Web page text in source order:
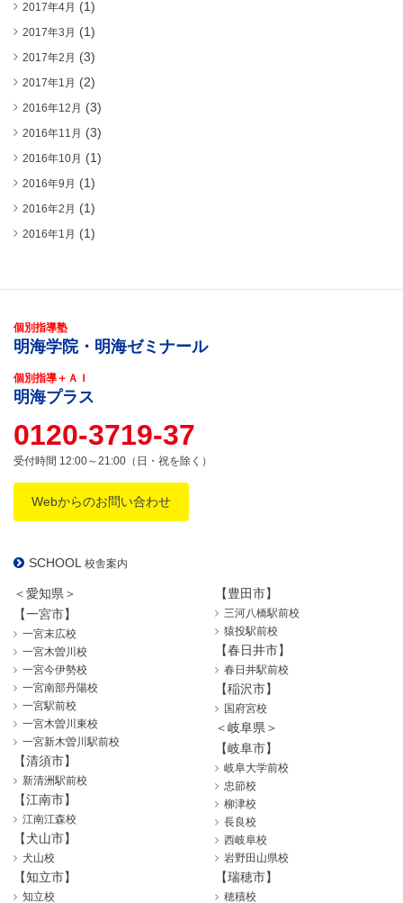
2017年4月 (1)
2017年3月 (1)
2017年2月 (3)
2017年1月 (2)
2016年12月 (3)
2016年11月 (3)
2016年10月 (1)
2016年9月 (1)
2016年2月 (1)
2016年1月 (1)
個別指導塾
明海学院・明海ゼミナール
個別指導＋ＡＩ
明海プラス
0120-3719-37
受付時間 12:00～21:00（日・祝を除く）
Webからのお問い合わせ
SCHOOL 校舎案内
＜愛知県＞
【一宮市】
一宮末広校
一宮木曽川校
一宮今伊勢校
一宮南部丹陽校
一宮駅前校
一宮木曽川東校
一宮新木曽川駅前校
【清須市】
新清洲駅前校
【江南市】
江南江森校
【犬山市】
犬山校
【知立市】
知立校
【豊田市】
三河八橋駅前校
猿投駅前校
【春日井市】
春日井駅前校
【稲沢市】
国府宮校
＜岐阜県＞
【岐阜市】
岐阜大学前校
忠節校
柳津校
長良校
西岐阜校
岩野田山県校
【瑞穂市】
穂積校